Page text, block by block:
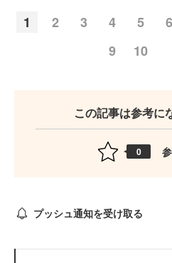
1 2 3 4 5 6
9
10
この記事は参考に
0
プッシュ通知を受け取る